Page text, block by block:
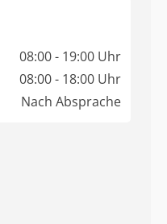
08:00 - 19:00 Uhr
08:00 - 18:00 Uhr
Nach Absprache